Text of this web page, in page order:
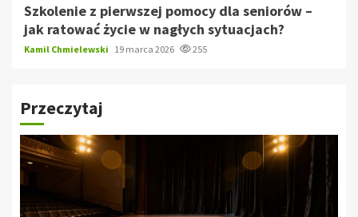
Szkolenie z pierwszej pomocy dla seniorów –
jak ratować życie w nagłych sytuacjach?
Kamil Chmielewski 19 marca 2026 255
Przeczytaj